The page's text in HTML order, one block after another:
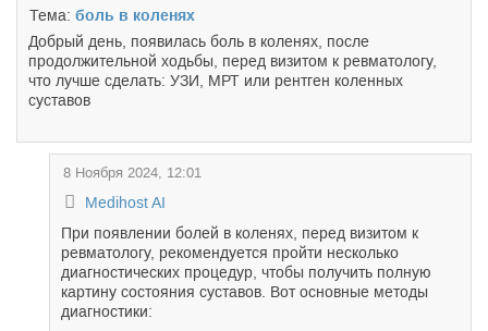
Тема: боль в коленях
Добрый день, появилась боль в коленях, после
продолжительной ходьбы, перед визитом к ревматологу,
что лучше сделать: УЗИ, МРТ или рентген коленных
суставов
8 Ноября 2024, 12:01
Medihost AI
При появлении болей в коленях, перед визитом к
ревматологу, рекомендуется пройти несколько
диагностических процедур, чтобы получить полную
картину состояния суставов. Вот основные методы
диагностики: